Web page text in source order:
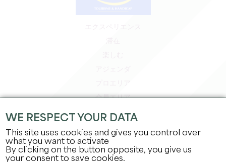
会員エリア
プレスエリア
法的情報
プライバシーポリシー
WE RESPECT YOUR DATA
This site uses cookies and gives you control over
what you want to activate
By clicking on the button opposite, you give us
your consent to save cookies.